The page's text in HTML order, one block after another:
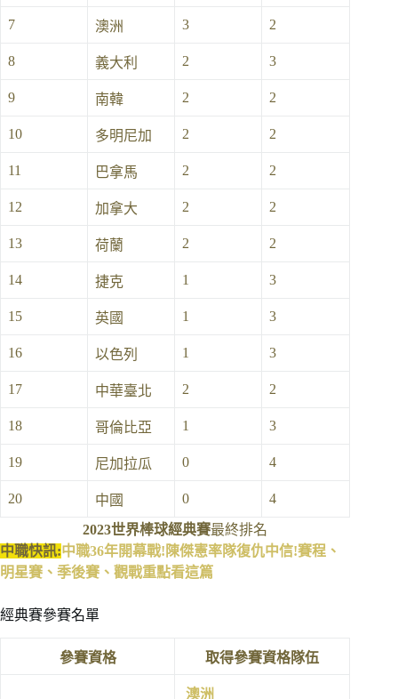
7 澳洲 3 2
8 義大利 2 3
9 南韓 2 2
10 多明尼加 2 2
11 巴拿馬 2 2
12 加拿大 2 2
13 荷蘭 2 2
14 捷克 1 3
15 英國 1 3
16 以色列 1 3
17 中華臺北 2 2
18 哥倫比亞 1 3
19 尼加拉瓜 0 4
20 中國 0 4
2023世界棒球經典賽最終排名
中職快訊:中職36年開幕戰!陳傑憲率隊復仇中信!賽程、
明星賽、季後賽、觀戰重點看這篇
經典賽參賽名單
參賽資格 取得參賽資格隊伍
澳洲